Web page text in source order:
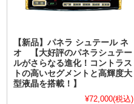
【新品】パネラ シュテール ネ
オ 【大好評のパネラシュテー
ルがさらなる進化！コントラス
トの高いセグメントと高輝度大
型液晶を搭載！】
¥72,000(税込)